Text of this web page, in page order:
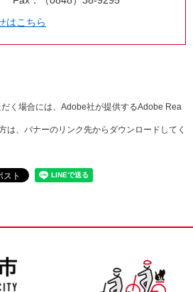
はこちら
く場合には、Adobe社が提供するAdobe Rea
は、バナーのリンク先からダウンロードしてく